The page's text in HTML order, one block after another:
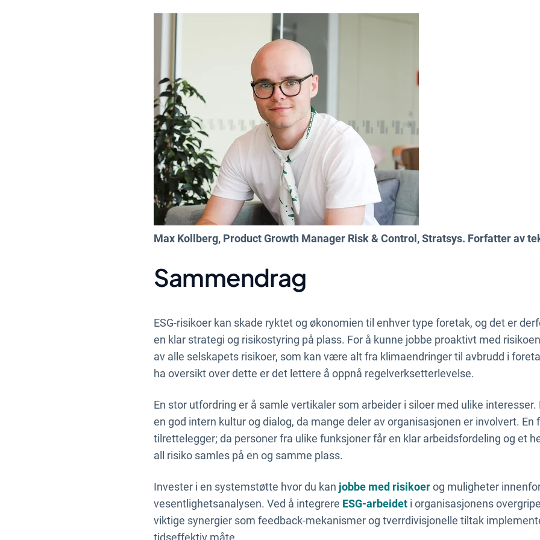
Max Kollberg, Product Growth Manager Risk & Control, Stratsys. Forfatter av
Sammendrag
ESG-risikoer kan skade ryktet og økonomien til enhver type foretak, og det er
en klar strategi og risikostyring på plass. For å kunne jobbe proaktivt med
av alle selskapets risikoer, som kan være alt fra klimaendringer til avbrudd i
ha oversikt over dette er det lettere å oppnå regelverksetterlevelse.
En stor utfordring er å samle vertikaler som arbeider i siloer med ulike
en god intern kultur og dialog, da mange deler av organisasjonen er involvert.
tilrettelegger; da personer fra ulike funksjoner får en klar arbeidsfordeling og et
all risiko samles på en og samme plass.
Invester i en systemstøtte hvor du kan jobbe med risikoerog muligheter
vesentlighetsanalysen. Ved å integrere ESG-arbeidet i organisasjonens
viktige synergier som feedback-mekanismer og tverrdivisjonelle tiltak
tidseffektiv måte.